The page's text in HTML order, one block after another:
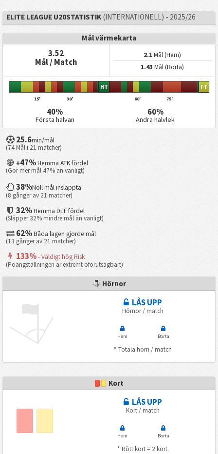
ELITE LEAGUE U20STATISTIK(INTERNATIONELL) - 2025/26
Mål värmekarta
3.52
Mål / Match
2.1 Mål (Hem)
1.43 Mål (Borta)
15' 30'
HT
60' 75'
FT
40%
Första halvan
60%
Andra halvlek
25.6min/mål
(74 Mål i 21 matcher)
+47% Hemma ATK fördel
(Gör mer mål 47% än vanligt)
38%Noll mål insläppta
(8 gånger av 21 matcher)
32%Hemma DEF fördel
(Släpper 32% mindre mål än vanligt)
62%Båda lagen gjorde mål
(13 gånger av 21 matcher)
133%- Väldigt hög Risk
(Poängställningen är extremt oförutsägbart)
Hörnor
LÅS UPP
Hörnor / match
Hem Borta
* Totala hörn / match
Kort
LÅS UPP
Kort / match
Hem Borta
* Rött kort = 2 kort.